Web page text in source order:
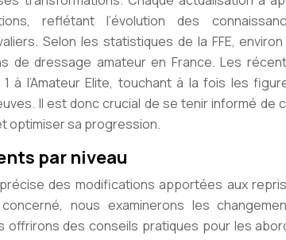
reflétant l’évolution des
Selon les statistiques de la FFE,
de dressage amateur en France. Les
à l’Amateur Elite, touchant à la fois les
Il est donccrucial de se tenir informé de
optimiser sa progression.
par niveau
des modifications apportées aux
nous examinerons les
des conseils pratiques pour les